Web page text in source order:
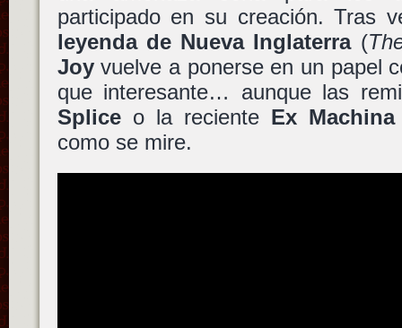
participado en su creación. Tras
leyenda de Nueva Inglaterra(
Joyvuelve a ponerse en un papel
que interesante… aunque las
Spliceo la reciente Ex Machina
como se mire.